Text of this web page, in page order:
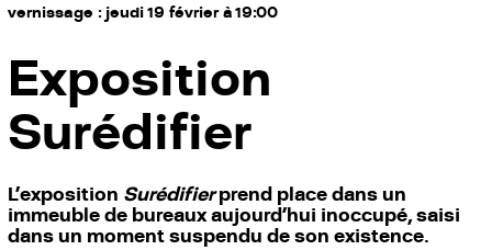
vernissage : jeudi 19 février à 19:00
Exposition
Surédifier
L’exposition Surédifierprend place dans un
immeuble de bureaux aujourd’hui inoccupé, saisi
dans un moment suspendu de son existence.